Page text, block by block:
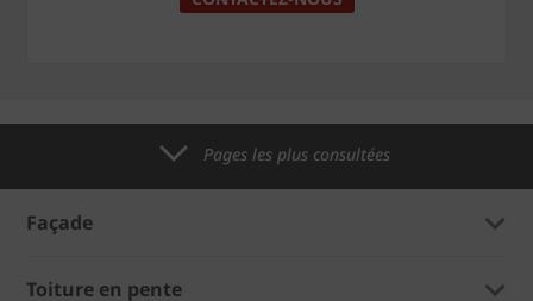
Pages les plus consultées
Façade
Toiture en pente